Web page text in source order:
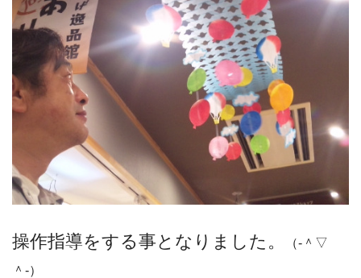
操作指導をする事となりました。
（‐＾▽
＾‐）